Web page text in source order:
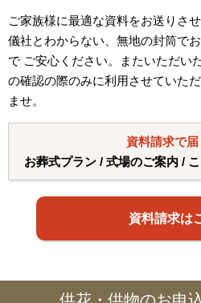
ご家族様に最適な資料をお送りさ
儀社とわからない、無地の封筒で
で ご安心ください。またいただい
の確認の際のみに利用させていた
ませ。
資料請求で
お葬式プラン / 式場のご案内 /
資料請求は